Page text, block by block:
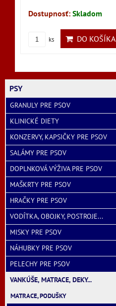
Dostupnosť: Skladom
ks DO KOŠÍKA
PSY
GRANULY PRE PSOV
KLINICKÉ DIETY
KONZERVY, KAPSIČKY PRE PSOV
SALÁMY PRE PSOV
DOPLNKOVÁ VÝŽIVA PRE PSOV
MAŠKRTY PRE PSOV
HRAČKY PRE PSOV
VODÍTKA, OBOJKY, POSTROJE...
MISKY PRE PSOV
NÁHUBKY PRE PSOV
PELECHY PRE PSOV
VANKÚŠE, MATRACE, DEKY...
MATRACE, PODUŠKY